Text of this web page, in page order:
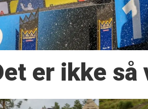
er ikke